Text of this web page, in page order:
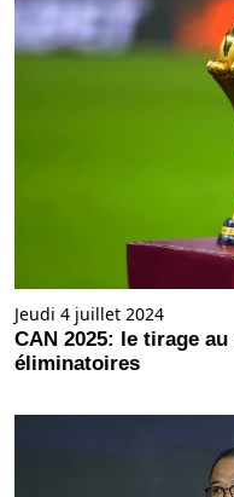
Jeudi 4 juillet 2024
CAN 2025: le tirage
éliminatoires